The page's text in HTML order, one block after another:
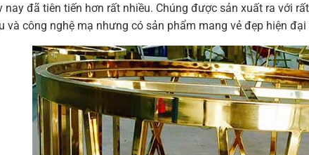
đã tiên tiến hơn rất nhiều. Chúng được sản xuất ra với
và công nghệ mạ nhưng có sản phẩm mang vẻ đẹp hiện